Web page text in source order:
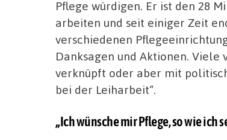
Pflege würdigen. Er ist den 28
arbeiten und seit einiger Zeit
verschiedenen
Danksagen und Aktionen.
verknüpft oder aber mit
bei der Leiharbeit“.
„Ich wünsche mir Pflege, so wie ich